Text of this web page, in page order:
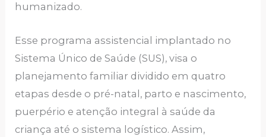
humanizado.
Esse programa assistencial implantado no
Sistema Único de Saúde (SUS), visa o
planejamento familiar dividido em quatro
etapas desde o pré-natal, parto e nascimento,
puerpério e atenção integral à saúde da
criança até o sistema logístico. Assim,